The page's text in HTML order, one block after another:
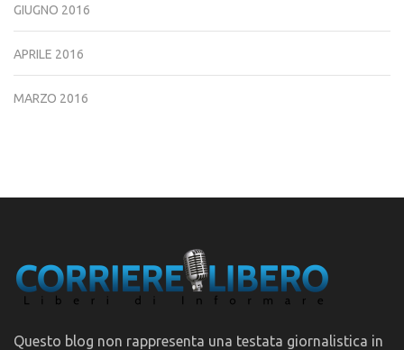
GIUGNO 2016
APRILE 2016
MARZO 2016
Questo blog non rappresenta una testata giornalistica in